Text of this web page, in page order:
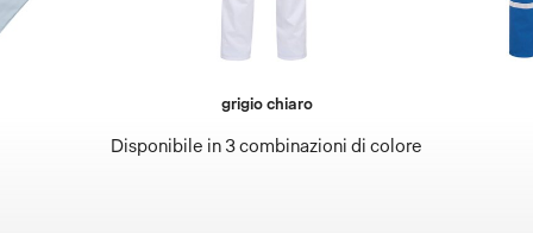
Disponibile in 3 combinazioni di colore
grigio chiaro